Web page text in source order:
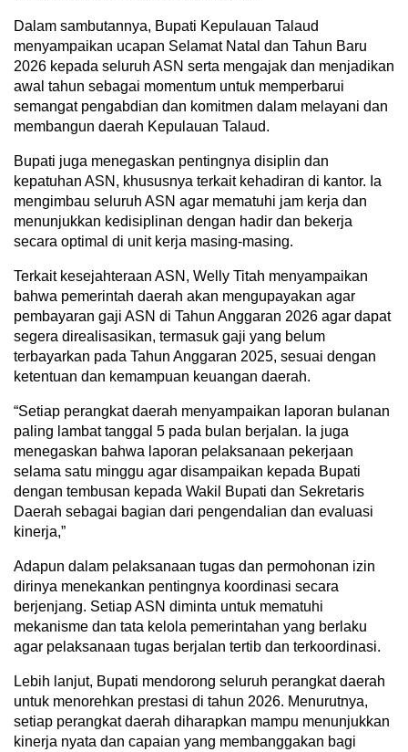
Dalam sambutannya, Bupati Kepulauan Talaud
menyampaikan ucapan Selamat Natal dan Tahun Baru
2026 kepada seluruh ASN serta mengajak dan menjadikan
awal tahun sebagai momentum untuk memperbarui
semangat pengabdian dan komitmen dalam melayani dan
membangun daerah Kepulauan Talaud.
Bupati juga menegaskan pentingnya disiplin dan
kepatuhan ASN, khususnya terkait kehadiran di kantor. Ia
mengimbau seluruh ASN agar mematuhi jam kerja dan
menunjukkan kedisiplinan dengan hadir dan bekerja
secara optimal di unit kerja masing-masing.
Terkait kesejahteraan ASN, Welly Titah menyampaikan
bahwa pemerintah daerah akan mengupayakan agar
pembayaran gaji ASN di Tahun Anggaran 2026 agar dapat
segera direalisasikan, termasuk gaji yang belum
terbayarkan pada Tahun Anggaran 2025, sesuai dengan
ketentuan dan kemampuan keuangan daerah.
“Setiap perangkat daerah menyampaikan laporan bulanan
paling lambat tanggal 5 pada bulan berjalan. Ia juga
menegaskan bahwa laporan pelaksanaan pekerjaan
selama satu minggu agar disampaikan kepada Bupati
dengan tembusan kepada Wakil Bupati dan Sekretaris
Daerah sebagai bagian dari pengendalian dan evaluasi
kinerja,”
Adapun dalam pelaksanaan tugas dan permohonan izin
dirinya menekankan pentingnya koordinasi secara
berjenjang. Setiap ASN diminta untuk mematuhi
mekanisme dan tata kelola pemerintahan yang berlaku
agar pelaksanaan tugas berjalan tertib dan terkoordinasi.
Lebih lanjut, Bupati mendorong seluruh perangkat daerah
untuk menorehkan prestasi di tahun 2026. Menurutnya,
setiap perangkat daerah diharapkan mampu menunjukkan
kinerja nyata dan capaian yang membanggakan bagi